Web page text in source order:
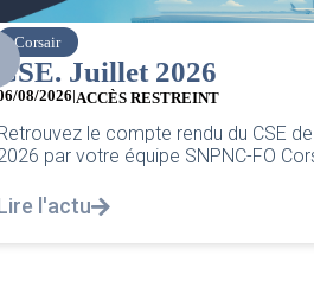
easyJet
Grève chez easyJet
05/08/2026
Chers collègues, La direction vient de
classique pleurnicherie corporate. On
décortiquer...